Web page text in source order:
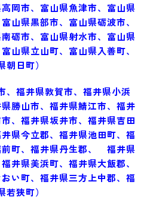
岡市、富山県魚津市、富山県
山県黒部市、富山県砺波市、
砺市、富山県射水市、富山県
山県立山町、富山県入善町、
朝日町）
、福井県敦賀市、福井県小浜
勝山市、福井県鯖江市、福井
、福井県坂井市、福井県吉田
県今立郡、福井県池田町、福
前町、福井県丹生郡、 福井県
井県美浜町、福井県大飯郡、
い町、福井県三方上中郡、福
若狭町）